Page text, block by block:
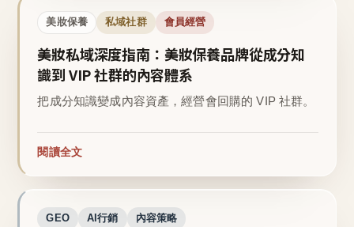
美妝保養 私域社群 會員經營
美妝私域深度指南：美妝保養品牌從成分知
識到 VIP 社群的內容體系
把成分知識變成內容資產，經營會回購的 VIP 社群。
閱讀全文
GEO AI行銷 內容策略